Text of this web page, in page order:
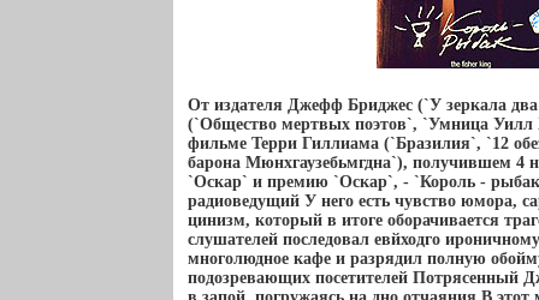
От издателя Джефф Бриджес (`У зеркала
(`Общество мертвых поэтов`, `Умница
фильме Терри Гиллиама (`Бразилия`, `12
барона Мюнхгаузебьмгдна`), получившем 4
`Оскар` и премию `Оскар`, - `Король -
радиоведущий У него есть чувство юмора,
цинизм, который в итоге оборачивается
слушателей последовал евйходго
многолюдное кафе и разрядил полную
подозревающих посетителей Потрясенный